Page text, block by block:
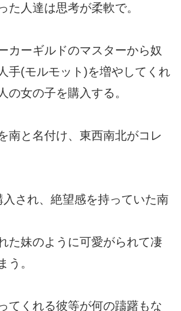
た人達は思考が柔軟で。
カーギルドのマスターから奴
手(モルモット)を増やしてくれ
の女の子を購入する。
南と名付け、東西南北がコレ
入され、絶望感を持っていた南
た妹のように可愛がられて凄
う。
てくれる彼等が何の躊躇もな